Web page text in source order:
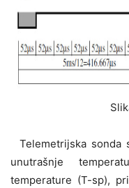
Telemetrijska sonda
unutrašnje
temperature (T-sp),